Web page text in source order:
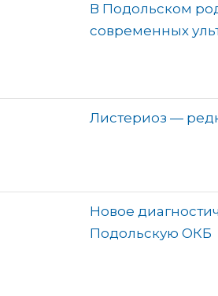
В Подольском
современных
Листериоз —
Новое
Подольскую ОКБ